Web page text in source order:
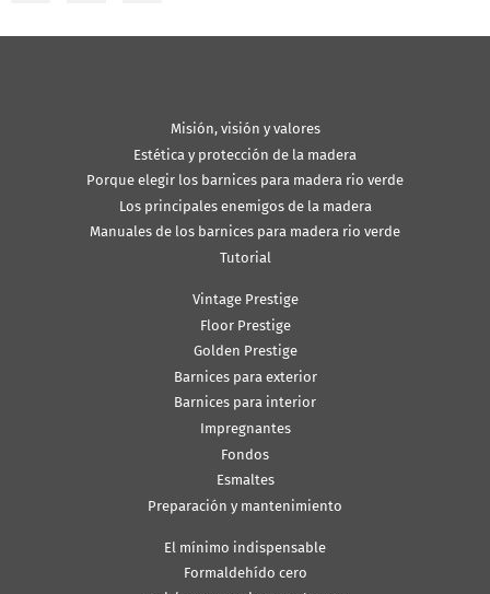
Misión, visión y valores
Estética y protección de la madera
Porque elegir los barnices para madera rio verde
Los principales enemigos de la madera
Manuales de los barnices para madera rio verde
Tutorial
Vintage Prestige
Floor Prestige
Golden Prestige
Barnices para exterior
Barnices para interior
Impregnantes
Fondos
Esmaltes
Preparación y mantenimiento
El mínimo indispensable
Formaldehído cero